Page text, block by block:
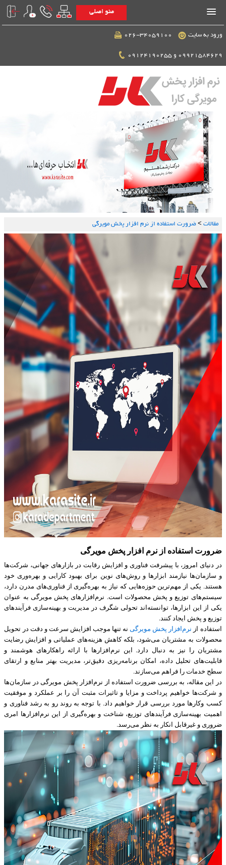
منو اصلی
ورود به سایت
مقالات >ضرورت استفاده از نرم افزار پخش مویرگی
ضرورت استفاده از نرم افزار پخش مویرگی
در دنیای امروز، با پیشرفت فناوری و افزایش رقابت در بازارهای جهانی، شرکت‌ها
و سازمان‌ها نیازمند ابزارها و روش‌های نوین برای بهبود کارایی و بهره‌وری خود
هستند. یکی از مهم‌ترین حوزه‌هایی که نیاز به بهره‌گیری از فناوری‌های مدرن دارد،
سیستم‌های توزیع و پخش محصولات است. نرم‌افزارهای پخش مویرگی به عنوان
یکی از این ابزارها، توانسته‌اند تحولی شگرف در مدیریت و بهینه‌سازی فرآیندهای
توزیع و پخش ایجاد کنند.
استفاده از نرم‌افزار پخش مویرگینه تنها موجب افزایش سرعت و دقت در تحویل
محصولات به مشتریان می‌شود، بلکه کاهش هزینه‌های عملیاتی و افزایش رضایت
مشتریان را نیز به دنبال دارد. این نرم‌افزارها با ارائه راهکارهای هوشمند و
قابلیت‌های تحلیل داده، امکان برنامه‌ریزی دقیق‌تر، مدیریت بهتر منابع و ارتقای
سطح خدمات را فراهم می‌سازند.
در این مقاله، به بررسی ضرورت استفاده از نرم‌افزار پخش مویرگی در سازمان‌ها
و شرکت‌ها خواهیم پرداخت و مزایا و تاثیرات مثبت آن را بر عملکرد و موفقیت
کسب‌ وکارها مورد بررسی قرار خواهیم داد. با توجه به روند رو به رشد فناوری و
اهمیت بهینه‌سازی فرآیندهای توزیع، شناخت و بهره‌گیری از این نرم‌افزارها امری
ضروری و غیرقابل انکار به نظر می‌رسد.